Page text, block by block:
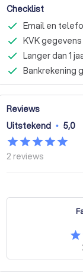
Checklist
Email en
KVK
Langer dan 1
Bankrekening
Reviews
Uitstekend • 5,0
2 reviews